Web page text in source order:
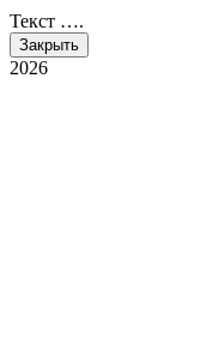
Текст ….
Закрыть
2026